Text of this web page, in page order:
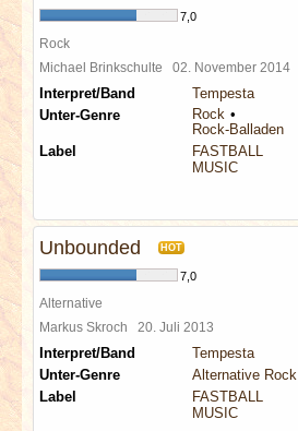
SPECIALS
REDAKTION
LINKS
7,0
Rock
Michael Brinkschulte 02. November 2014
Interpret/Band
Tempesta
Unter-Genre
Rock
Rock-Balladen
Label
FASTBALL
MUSIC
Unbounded HOT
7,0
Alternative
Markus Skroch 20. Juli 2013
Interpret/Band
Tempesta
Unter-Genre
Alternative Rock
Label
FASTBALL
MUSIC